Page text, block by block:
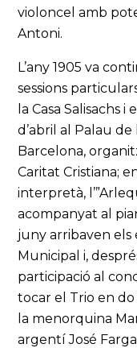
violoncel amb
Antoni.
L’any 1905 va
sessions
la Casa Salisachs
d’abril al Palau
Barcelona,
Caritat Cristiana;
interpretà,
acompanyat al
juny arribaven els
Municipal i,
participació al
tocar el Trio en
la menorquina
argentí José